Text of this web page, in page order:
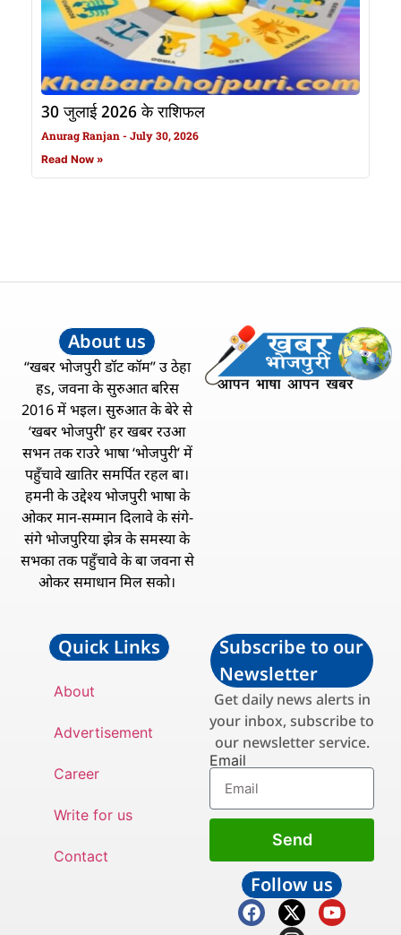
30 जुलाई 2026 के राशिफल
Anurag Ranjan July 30, 2026
Read Now »
About us
“खबर भोजपुरी डॉट कॉम” उ ठेहा
हs, जवना के सुरुआत बरिस
2016 में भइल। सुरुआत के बेरे से
‘खबर भोजपुरी’ हर खबर रउआ
सभन तक राउरे भाषा ‘भोजपुरी’ में
पहुँचावे खातिर समर्पित रहल बा।
हमनी के उद्देश्य भोजपुरी भाषा के
ओकर मान-सम्मान दिलावे के संगे-
संगे भोजपुरिया झेत्र के समस्या के
सभका तक पहुँचावे के बा जवना से
ओकर समाधान मिल सको।
Quick Links
About
Advertisement
Career
Write for us
Contact
Subscribe to our
Newsletter
Get daily news alerts in
your inbox, subscribe to
our newsletter service.
Email
Send
Follow us